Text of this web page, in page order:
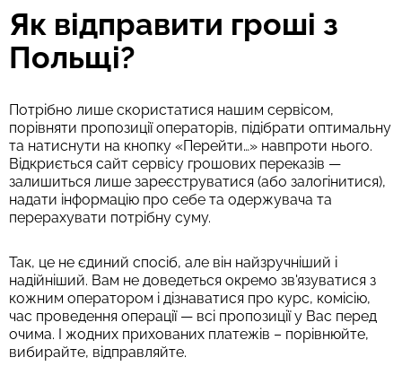
Як відправити гроші з
Польщі?
Потрібно лише скористатися нашим сервісом,
порівняти пропозиції операторів, підібрати оптимальну
та натиснути на кнопку «Перейти…» навпроти нього.
Відкриється сайт сервісу грошових переказів —
залишиться лише зареєструватися (або залогінитися),
надати інформацію про себе та одержувача та
перерахувати потрібну суму.
Так, це не єдиний спосіб, але він найзручніший і
надійніший. Вам не доведеться окремо зв'язуватися з
кожним оператором і дізнаватися про курс, комісію,
час проведення операції — всі пропозиції у Вас перед
очима. І жодних прихованих платежів – порівнюйте,
вибирайте, відправляйте.